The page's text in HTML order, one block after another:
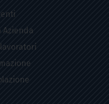
Azienda